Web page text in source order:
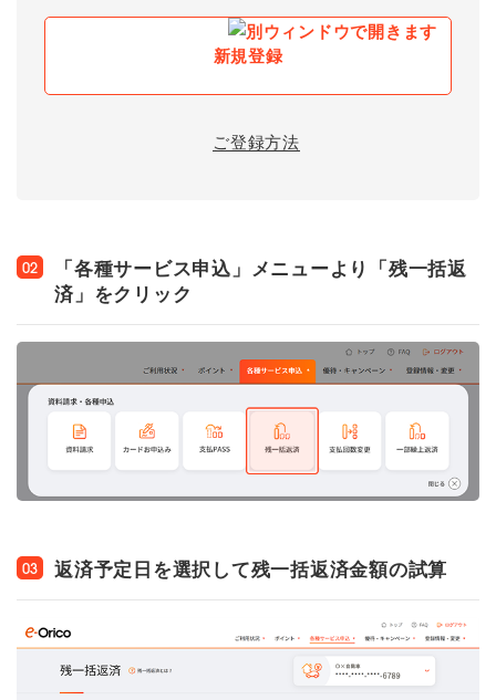
新規登録
ご登録方法
02
「各種サービス申込」メニューより「残一括返
済」をクリック
03 返済予定日を選択して残一括返済金額の試算